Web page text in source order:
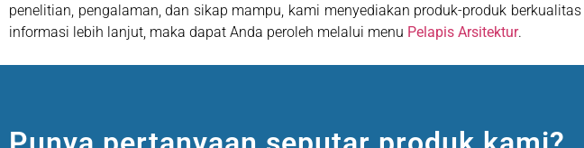
penelitian, pengalaman, dan sikap mampu, kami menyediakan produk-produk
informasi lebih lanjut, maka dapat Anda peroleh melalui menu Pelapis Arsitektur.